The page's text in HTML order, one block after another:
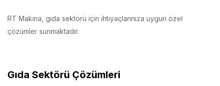
RT Makina, gıda sektörü için ihtiyaçlarınıza uygun özel
çözümler sunmaktadır.
Gıda Sektörü Çözümleri